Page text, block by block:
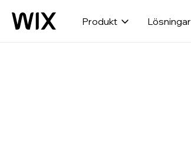
Produkt Lösningar